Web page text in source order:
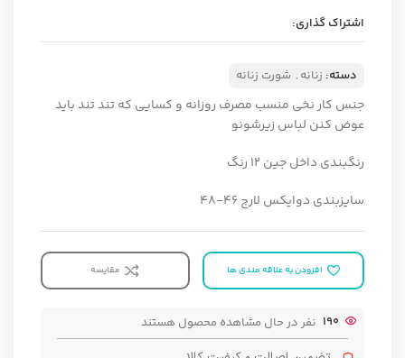
اشتراک گذاری:
دسته: زنانه , شورت زنانه
جنس کار نخی منسب مصرف روزانه و کسایی که تند تند باید
عوض کنن لباس زیرشونو
رنگبندی داخل جین ۱۲ رنگ
سایزبندی دوایکس لارج ۴۶-۴۸
افزودن به علاقه مندی ها مقایسه
190 نفر در حال مشاهده محصول هستند